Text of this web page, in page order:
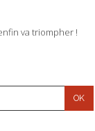
va triompher !